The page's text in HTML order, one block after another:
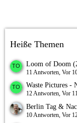
Heiße Themen
Loom of Doom
11 Antworten, Vor
Waste Pictures
12 Antworten, Vor
Berlin Tag &
10 Antworten, Vor